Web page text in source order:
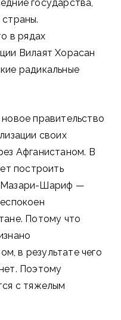
государства,
в рядах
Вилаят Хорасан
радикальные
правительство
своих
Афганистаном. В
построить
Мазари-Шариф —
Потому что
в результате чего
Поэтому
с тяжелым